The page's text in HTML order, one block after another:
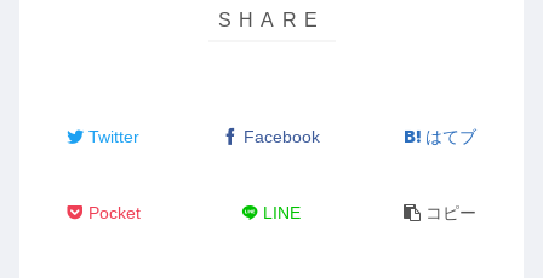
Twitter Facebook はてブ
Pocket LINE コピー